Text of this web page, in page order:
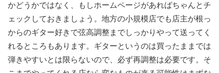
かどうかではなく、もしホームページがあればちゃんとチ
ェックしておきましょう。地方の小規模店でも店主が根っ
からのギター好きで弦高調整までしっかりやって送ってく
れるところもあります。ギターというのは買ったままでは
弾きやすいとは限らないので、必ず再調整は必要です。そ